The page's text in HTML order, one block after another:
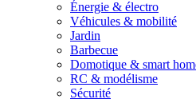
Énergie & électro
Véhicules & mobilité
Jardin
Barbecue
Domotique & smart
RC & modélisme
Sécurité